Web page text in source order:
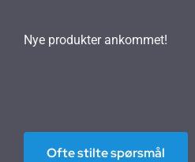
Nye produkter ankommet!
Ofte stilte spørsmål